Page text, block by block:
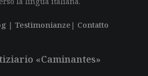
| Testimonianze | Contatto
«Caminantes»